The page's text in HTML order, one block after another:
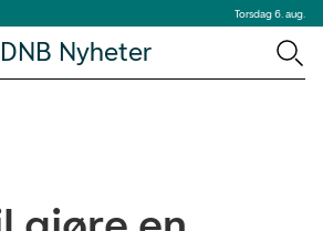
Torsdag 6. aug.
DNB Nyheter